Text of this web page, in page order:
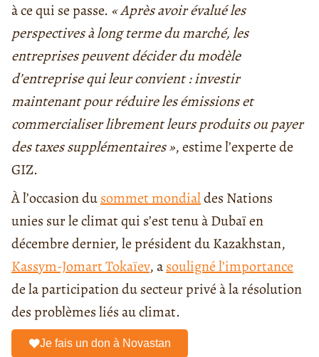
à ce qui se passe. « Après avoir évalué les
perspectives à long terme du marché, les
entreprises peuvent décider du modèle
d’entreprise qui leur convient : investir
maintenant pour réduire les émissions et
commercialiser librement leurs produits ou payer
des taxes supplémentaires », estime l’experte de
GIZ.
À l’occasion dusommet mondialdes Nations
unies sur le climat qui s’est tenu à Dubaï en
décembre dernier, le président du Kazakhstan,
Kassym-Jomart Tokaïev, asouligné l’importance
de la participation du secteur privé à la résolution
des problèmes liés au climat.
Je fais un don à Novastan